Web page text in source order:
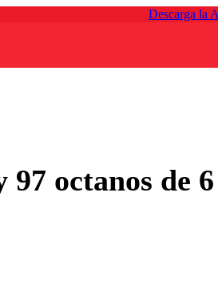
Descarga la
97 octanos de